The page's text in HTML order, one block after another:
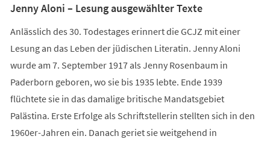
Jenny Aloni – Lesung ausgewählter Texte
Anlässlich des 30. Todestages erinnert die GCJZ mit einer
Lesung an das Leben der jüdischen Literatin. Jenny Aloni
wurde am 7. September 1917 als Jenny Rosenbaum in
Paderborn geboren, wo sie bis 1935 lebte. Ende 1939
flüchtete sie in das damalige britische Mandatsgebiet
Palästina. Erste Erfolge als Schriftstellerin stellten sich in den
1960er-Jahren ein. Danach geriet sie weitgehend in